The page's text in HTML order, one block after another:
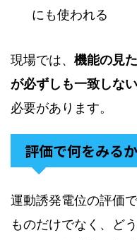
にも使われる
現場では、 機能の見
が必ずしも一致しない
必要があります。
評価で何をみるか
運動誘発電位の評価
ものだけでなく、ど